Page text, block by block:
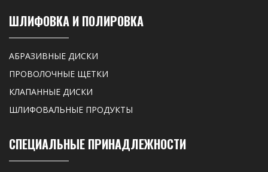
ШЛИФОВКА И ПОЛИРОВКА
АБРАЗИВНЫЕ ДИСКИ
ПРОВОЛОЧНЫЕ ЩЕТКИ
КЛАПАННЫЕ ДИСКИ
ШЛИФОВАЛЬНЫЕ ПРОДУКТЫ
СПЕЦИАЛЬНЫЕ ПРИНАДЛЕЖНОСТИ